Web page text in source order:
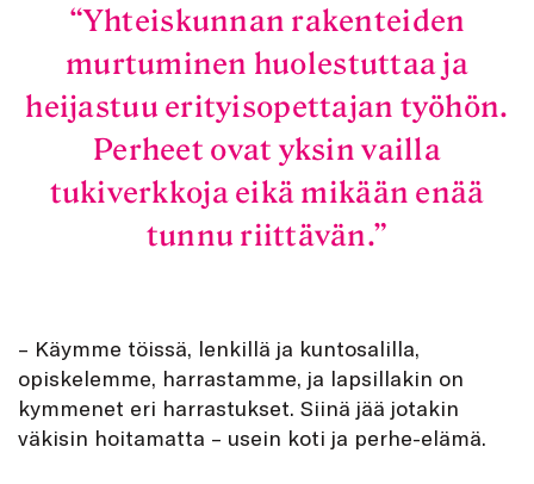
Yhteiskunnan rakenteiden
murtuminen huolestuttaa ja
heijastuu erityisopettajan työhön.
Perheet ovat yksin vailla
tukiverkkoja eikä mikään enää
tunnu riittävän.
– Käymme töissä, lenkillä ja kuntosalilla,
opiskelemme, harrastamme, ja lapsillakin on
kymmenet eri harrastukset. Siinä jää jotakin
väkisin hoitamatta – usein koti ja perhe-elämä.